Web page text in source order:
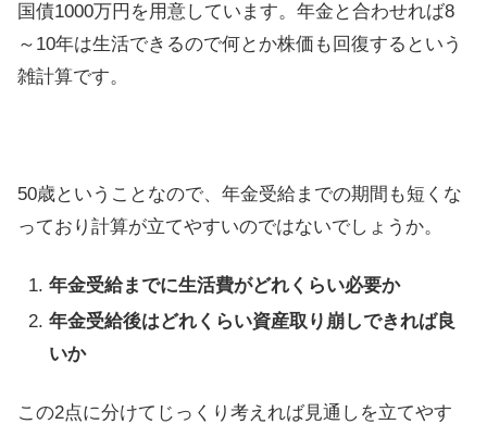
国債1000万円を用意しています。年金と合わせれば8
～10年は生活できるので何とか株価も回復するという
雑計算です。
50歳ということなので、年金受給までの期間も短くな
っており計算が立てやすいのではないでしょうか。
年金受給までに生活費がどれくらい必要か
年金受給後はどれくらい資産取り崩しできれば良
いか
この2点に分けてじっくり考えれば見通しを立てやす